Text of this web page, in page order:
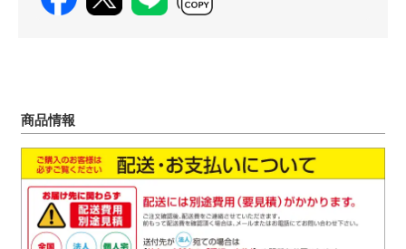
商品情報